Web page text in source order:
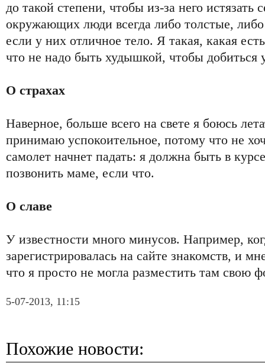
до такой степени, чтобы из-за него
окружающих люди всегда либо толстые,
если у них отличное тело. Я такая, какая
что не надо быть худышкой, чтобы добиться
О страхах
Наверное, больше всего на свете я боюсь
принимаю успокоительное, потому что не
самолет начнет падать: я должна быть в
позвонить маме, если что.
О славе
У известности много минусов. Например,
зарегистрировалась на сайте знакомств, и
что я просто не могла разместить там свою
5-07-2013, 11:15
Похожие новости: